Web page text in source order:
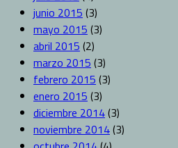
junio 2015 (3)
mayo 2015 (3)
abril 2015 (2)
marzo 2015 (3)
febrero 2015 (3)
enero 2015 (3)
diciembre 2014(3)
noviembre 2014(3)